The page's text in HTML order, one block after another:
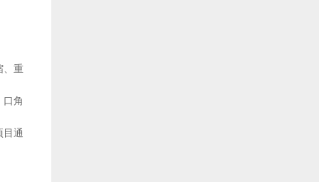
、重
口角
目通